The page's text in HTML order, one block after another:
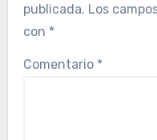
publicada. Los
con *
Comentario *